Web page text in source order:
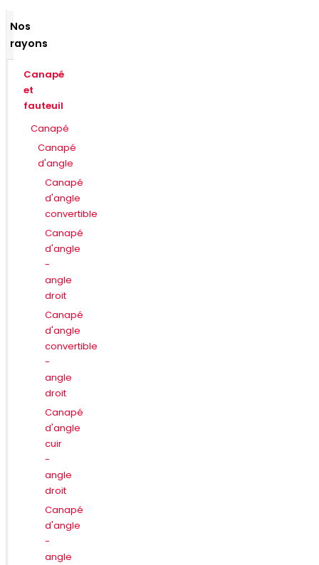
Nos
rayons
Canapé
et
fauteuil
Canapé
Canapé
d'angle
Canapé
d'angle
convertible
Canapé
d'angle
-
angle
droit
Canapé
d'angle
convertible
-
angle
droit
Canapé
d'angle
cuir
-
angle
droit
Canapé
d'angle
-
angle